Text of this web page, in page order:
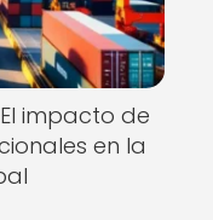
impacto de
en la